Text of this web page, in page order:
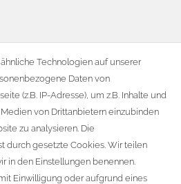
Technologien auf unserer
Daten von
(z.B. IP-Adresse), um z.B. Inhalte und
von Drittanbietern einzubinden
zu analysieren. Die
durch gesetzte Cookies. Wir teilen
in den Einstellungen benennen.
Einwilligung oder aufgrund eines